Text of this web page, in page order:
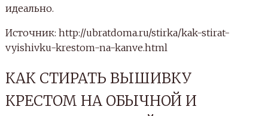
идеально.
Источник: http://ubratdoma.ru/stirka/kak-stirat-
vyishivku-krestom-na-kanve.html
КАК СТИРАТЬ ВЫШИВКУ
КРЕСТОМ НА ОБЫЧНОЙ И